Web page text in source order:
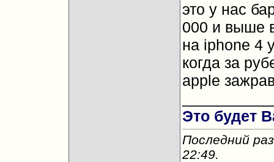
это у нас
000 и выше
на iphone 4
когда за
apple
Это будет
Последний
22:49.